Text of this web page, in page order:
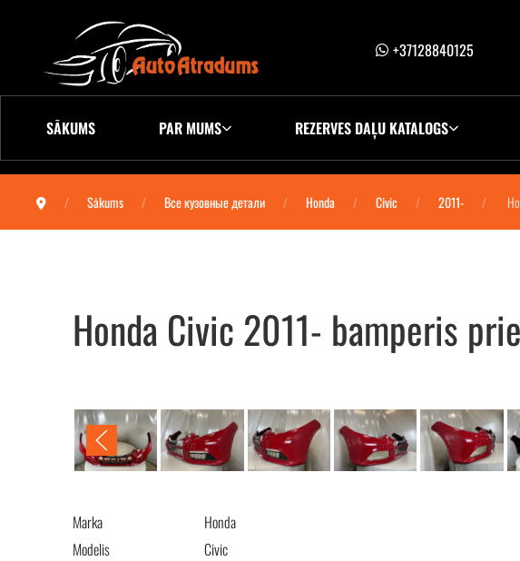
+37128840125
SĀKUMS PAR MUMS REZERVES DAĻU KATALOGS
Sākums Все кузовные детали Honda Civic 2011-
Honda Civic 2011- bamperis
Marka
Honda
Modelis
Civic